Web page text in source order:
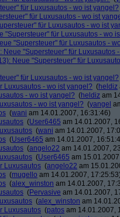
für Luxusautos - wo ist yangel?
für Luxusautos - wo ist
für Luxusautos - wo ist
"Supersteuer" für Luxusautos - wo
"Supersteuer" für Luxusautos -
Neue "Supersteuer" für Luxusautos
Neue "Supersteuer" für
für Luxusautos - wo ist yangel?
Luxusautos - wo ist yangel? (heldiz
- wo ist yangel? (heldiz am
- wo ist yangel? (yangel
(wani am 14.01.2007, 16:31:46)
(User6465 am 14.01.2007,
(wani am 14.01.2007,
(User6465 am 14.01.2007,
(angelo22 am 14.01.2007,
(User6465 am
Luxusautos (angelo22 am
(mugello am 14.01.2007,
(alex_winston am 14.01.2007,
(Pervasive am 14.01.2007,
(alex_winston am
Luxusautos (patos am 14.01.2007,